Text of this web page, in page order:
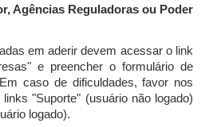
Agências Reguladoras ou Poder
em aderir devem acessar o link
e preencher o formulário de
caso de dificuldades, favor nos
"Suporte" (usuário não logado)
logado).